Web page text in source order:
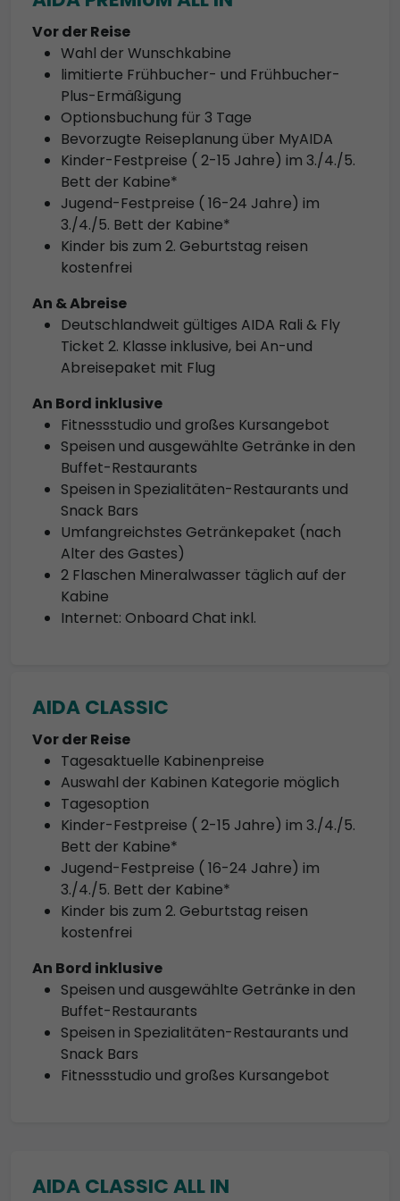
Vor der Reise
Wahl der Wunschkabine
limitierte Frühbucher- und Frühbucher-
Plus-Ermäßigung
Optionsbuchung für 3 Tage
Bevorzugte Reiseplanung über MyAIDA
Kinder-Festpreise ( 2-15 Jahre) im 3./4./5.
Bett der Kabine*
Jugend-Festpreise ( 16-24 Jahre) im
3./4./5. Bett der Kabine*
Kinder bis zum 2. Geburtstag reisen
kostenfrei
An & Abreise
Deutschlandweit gültiges AIDA Rali & Fly
Ticket 2. Klasse inklusive, bei An-und
Abreisepaket mit Flug
An Bord inklusive
Fitnessstudio und großes Kursangebot
Speisen und ausgewählte Getränke in den
Buffet-Restaurants
Speisen in Spezialitäten-Restaurants und
Snack Bars
Umfangreichstes Getränkepaket (nach
Alter des Gastes)
2 Flaschen Mineralwasser täglich auf der
Kabine
Internet: Onboard Chat inkl.
AIDA CLASSIC
Vor der Reise
Tagesaktuelle Kabinenpreise
Auswahl der Kabinen Kategorie möglich
Tagesoption
Kinder-Festpreise ( 2-15 Jahre) im 3./4./5.
Bett der Kabine*
Jugend-Festpreise ( 16-24 Jahre) im
3./4./5. Bett der Kabine*
Kinder bis zum 2. Geburtstag reisen
kostenfrei
An Bord inklusive
Speisen und ausgewählte Getränke in den
Buffet-Restaurants
Speisen in Spezialitäten-Restaurants und
Snack Bars
Fitnessstudio und großes Kursangebot
AIDA CLASSIC ALL IN